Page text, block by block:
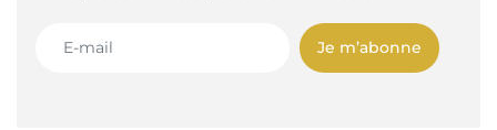
Je m’abonne